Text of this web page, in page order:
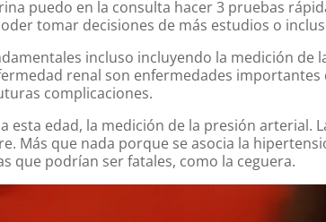
puedo en la consulta hacer 3 pruebas
tomar decisiones de más estudios o
incluso incluyendo la medición de
renal son enfermedades
complicaciones.
esta edad, la medición de la presión arterial.
Más que nada porque se asocia la
que podrían ser fatales, como la ceguera.